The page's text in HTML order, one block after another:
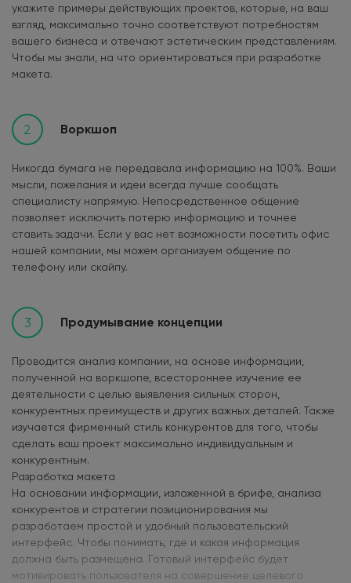
укажите примеры действующих проектов, которые, на ваш
взгляд, максимально точно соответствуют потребностям
вашего бизнеса и отвечают эстетическим представлениям.
Чтобы мы знали, на что ориентироваться при разработке
макета.
2 Воркшоп
Никогда бумага не передавала информацию на 100%. Ваши
мысли, пожелания и идеи всегда лучше сообщать
специалисту напрямую. Непосредственное общение
позволяет исключить потерю информацию и точнее
ставить задачи. Если у вас нет возможности посетить офис
нашей компании, мы можем организуем общение по
телефону или скайпу.
3 Продумывание концепции
Проводится анализ компании, на основе информации,
полученной на воркшопе, всестороннее изучение ее
деятельности с целью выявления сильных сторон,
конкурентных преимуществ и других важных деталей. Также
изучается фирменный стиль конкурентов для того, чтобы
сделать ваш проект максимально индивидуальным и
конкурентным.
Разработка макета
На основании информации, изложенной в брифе, анализа
конкурентов и стратегии позиционирования мы
разработаем простой и удобный пользовательский
интерфейс. Чтобы понимать, где и какая информация
должна быть размещена. Готовый интерфейс будет
мотивировать пользователя на совершение целевого